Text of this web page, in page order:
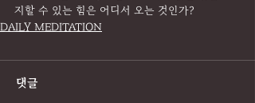
지할 수 있는 힘은 어디서 오는 것인가?
DAILY MEDITATION
댓글